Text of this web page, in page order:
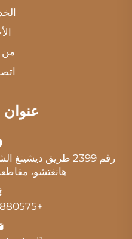
من
رقم 2399 طريق
هانغتشو،
+86-18069880575